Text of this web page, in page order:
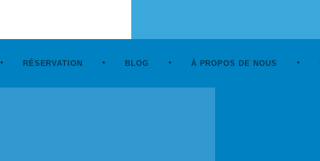
RÉSERVATION BLOG À PROPOS DE NOUS